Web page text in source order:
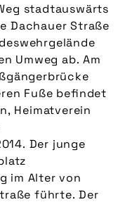
stadtauswärts
Dachauer Straße
Umweg ab. Am
Fuße befindet
Heimatverein
Der junge
im Alter von
führte. Der